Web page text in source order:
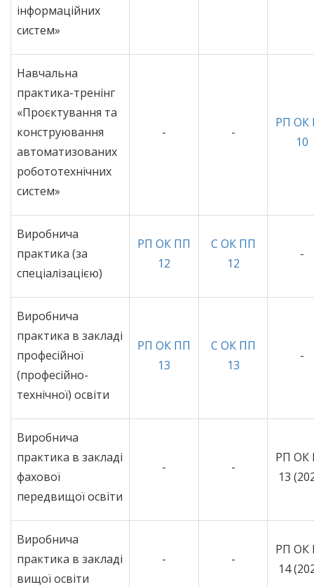
інформаційних
систем»
Навчальна
практика-тренінг
«Проєктування та
конструювання
автоматизованих
робототехнічних
систем»
- -
РП ОК
10
Виробнича
практика (за
спеціалізацією)
РП ОК ПП
12
С ОК ПП
12
-
Виробнича
практика в закладі
професійної
(професійно-
технічної) освіти
РП ОК ПП
13
С ОК ПП
13
-
Виробнича
практика в закладі
фахової
передвищої освіти
- -
РП ОК
13
Виробнича
практика в закладі
вищої освіти
- -
РП ОК
14